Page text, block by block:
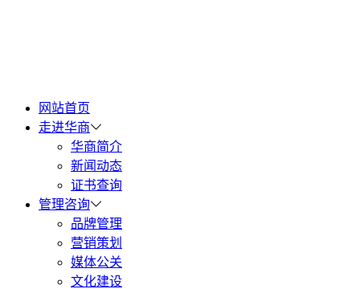
网站首页
走进华商
华商简介
新闻动态
证书查询
管理咨询
品牌管理
营销策划
媒体公关
文化建设